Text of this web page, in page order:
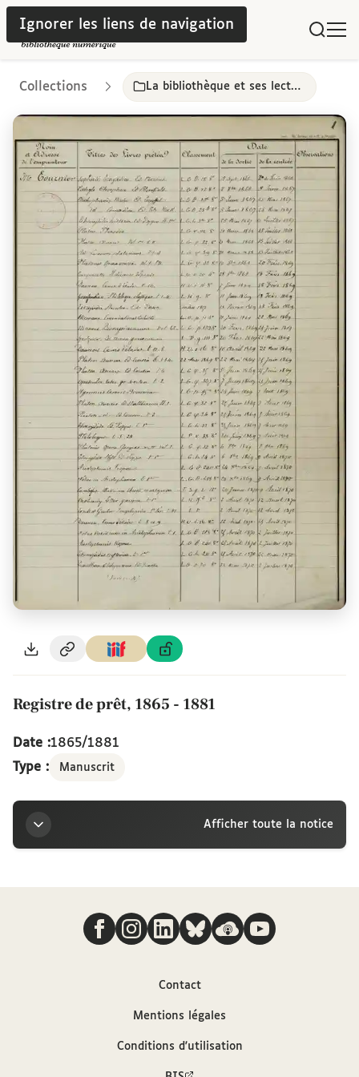
Ignorer les liens de navigation
Collections La bibliothèque et ses lecteurs
Registre de prêt, 1865 - 1881
Date :1865/1881
Type :
Manuscrit
Afficher toute la notice
Titre
Registre de prêt, 1865 - 1881
des archives et manuscrits Calames
Bibliothèque interuniversitaire de la
Nous suivre
Contact
Mentions légales
Conditions d'utilisation